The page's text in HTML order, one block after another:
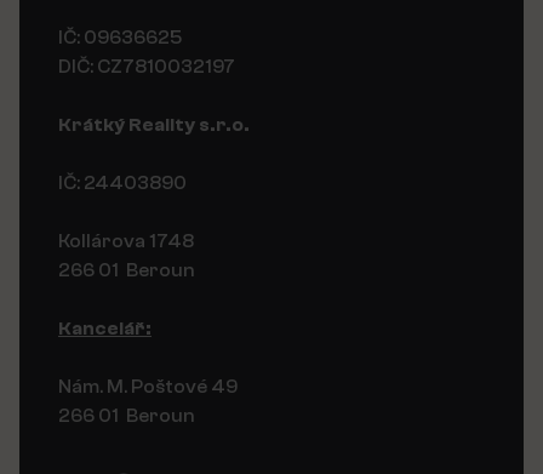
IČ: 09636625
DIČ: CZ7810032197
Krátký Reality s.r.o.
IČ: 24403890
Kollárova 1748
266 01 Beroun
Kancelář:
Nám. M. Poštové 49
266 01 Beroun